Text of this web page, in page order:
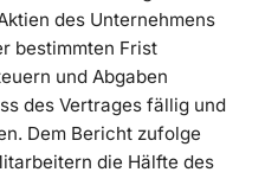
des Unternehmens
bestimmten Frist
und Abgaben
des Vertrages fällig und
Dem Bericht zufolge
die Hälfte des